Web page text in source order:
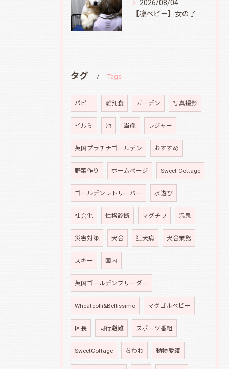
2026/08/04
タグ Tags
パピ－ 離乳食 ガーデン 写真撮影
イルミ 池 当歳 レジャー
英国プラチナゴールデン おすすめ
野菜作り ホームページ Sweet Cottage
ゴールデンレトリーバー 水遊び
社会化 性格診断 マグチワ 温泉
災害対策 犬舎 狂犬病 犬舎業務
スキー 国内
英国ゴールデンブリーダー
Wheatcolli&Bellissimo マグゴルベビー
区長 同行避難 スポーツ番組
SweetCottage ちわわ 動物愛護